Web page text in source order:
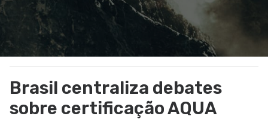
Brasil centraliza debates
sobre certificação AQUA